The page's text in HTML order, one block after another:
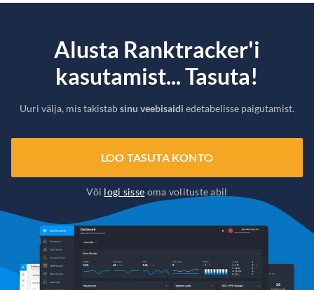
Alusta Ranktracker'i
kasutamist... Tasuta!
Uuri välja, mis takistabsinu veebisaidi edetabelisse paigutamist.
LOO TASUTA KONTO
Või logi sisse oma volituste abil